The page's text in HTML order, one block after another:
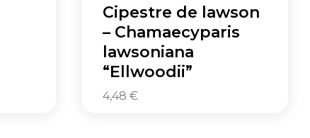
Cipestre de lawson
– Chamaecyparis
lawsoniana
“Ellwoodii”
4,48€